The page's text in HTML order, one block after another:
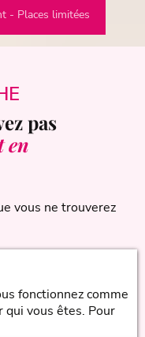
- Places limitées
pas
en
vous ne trouverez
fonctionnez comme
qui vous êtes. Pour